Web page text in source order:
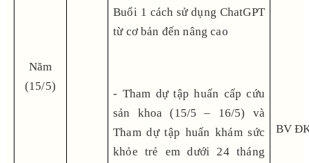
Năm
(15/5)
Buổi 1 cách sử dụng ChatGPT
từ cơ bản đến nâng cao
- Tham dự tập huấn cấp cứu
sản khoa (15/5 – 16/5) và
Tham dự tập huấn khám sức
khỏe trẻ em dưới 24 tháng
BV